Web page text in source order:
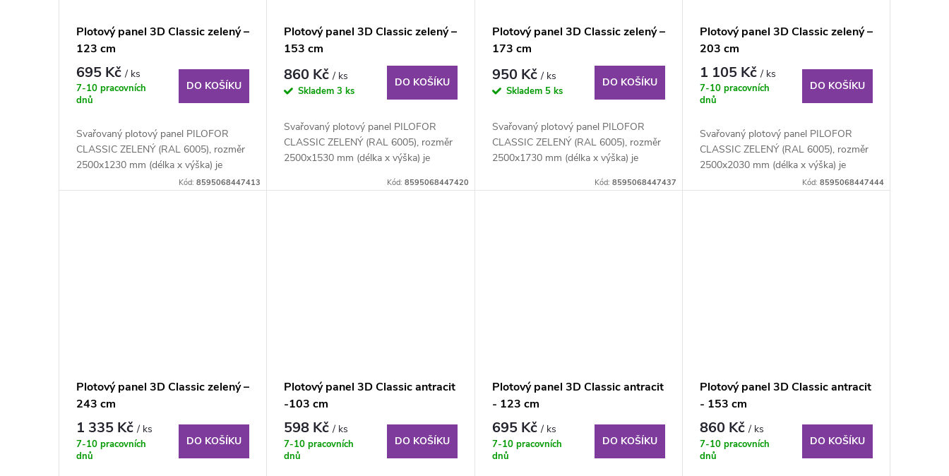
Plotový panel 3D Classic zelený –
123 cm
695 Kč/ ks
7-10 pracovních
dnů
DO KOŠÍKU
Svařovaný plotový panel PILOFOR
CLASSIC ZELENÝ (RAL 6005), rozměr
2500x1230 mm (délka x výška) je
Kód:8595068447413
Plotový panel 3D Classic zelený –
153 cm
860 Kč/ ks
Skladem3 ks
DO KOŠÍKU
Svařovaný plotový panel PILOFOR
CLASSIC ZELENÝ (RAL 6005), rozměr
2500x1530 mm (délka x výška) je
Kód: 8595068447420
Plotový panel 3D Classic zelený –
173 cm
950 Kč/ ks
Skladem 5 ks
DO KOŠÍKU
Svařovaný plotový panel PILOFOR
CLASSIC ZELENÝ (RAL 6005), rozměr
2500x1730 mm (délka x výška) je
Kód: 8595068447437
Plotový panel 3D Classic zelený –
203 cm
1 105 Kč/ ks
7-10 pracovních
dnů
DO KOŠÍKU
Svařovaný plotový panel PILOFOR
CLASSIC ZELENÝ (RAL 6005), rozměr
2500x2030 mm (délka x výška) je
Kód: 8595068447444
Plotový panel 3D Classic zelený –
243 cm
1 335 Kč/ ks
7-10 pracovních
dnů
DO KOŠÍKU
Plotový panel 3D Classic antracit
-103 cm
598 Kč/ ks
7-10 pracovních
dnů
DO KOŠÍKU
Plotový panel 3D Classic antracit
- 123 cm
695 Kč/ ks
7-10 pracovních
dnů
DO KOŠÍKU
Plotový panel 3D Classic antracit
- 153 cm
860 Kč/ ks
7-10 pracovních
dnů
DO KOŠÍKU